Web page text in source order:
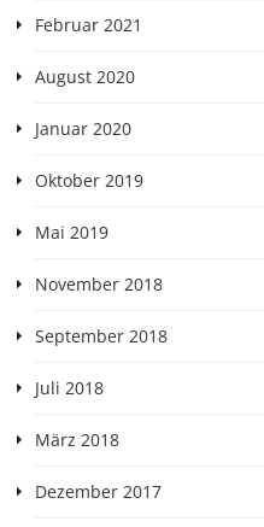
Februar 2021
August 2020
Januar 2020
Oktober 2019
Mai 2019
November 2018
September 2018
Juli 2018
März 2018
Dezember 2017